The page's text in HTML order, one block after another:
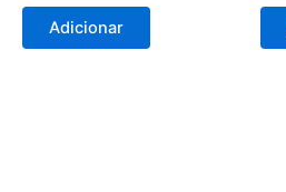
Adicionar